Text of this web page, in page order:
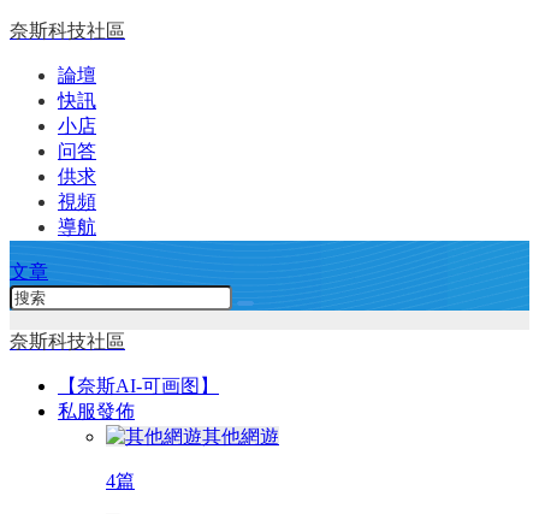
奈斯科技社區
論壇
快訊
小店
问答
供求
視頻
導航
文章
奈斯科技社區
【奈斯AI-可画图】
私服發佈
其他網遊
4篇